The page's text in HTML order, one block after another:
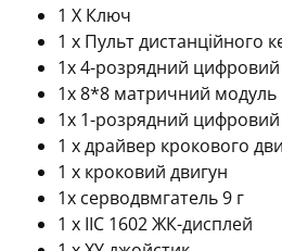
1 X Ключ
1 х Пульт дистанційного
1x 4-розрядний
1х 8*8 матричний модуль
1x 1-розрядний
1 х драйвер крокового
1 х кроковий двигун
1x серводвмгатель 9 г
1 х IIC 1602 ЖК-дисплей